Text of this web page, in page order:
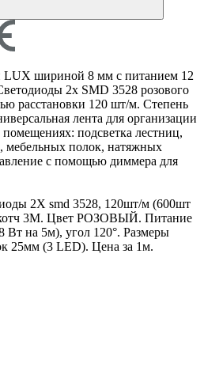
LUX шириной 8 мм с питанием 12
2x SMD 3528 розового
расстановки 120 шт/м. Степень
лента для организации
подсветка лестниц,
мебельных полок, натяжных
с помощью диммера для
2Х smd 3528, 120шт/м (600шт
3М. Цвет РОЗОВЫЙ. Питание
на 5м), угол 120°. Размеры
25мм (3 LED). Цена за 1м.